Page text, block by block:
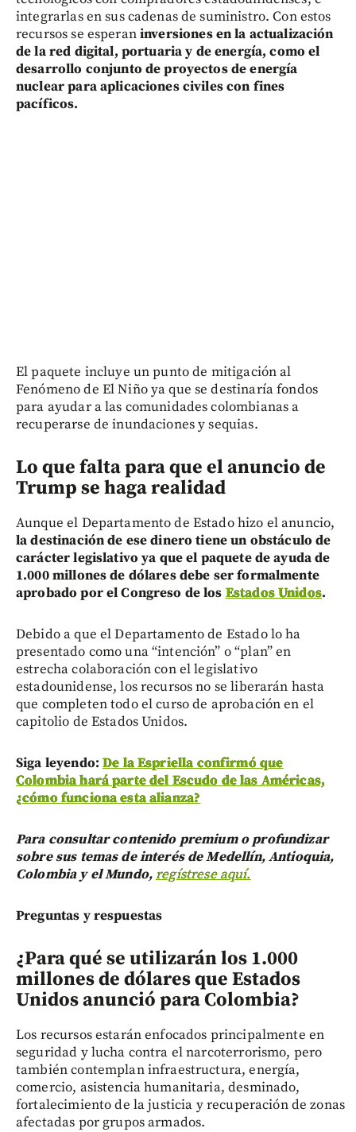
integrarlas en sus cadenas de suministro. Con estos
recursos se esperaninversiones en la actualización
de la red digital, portuaria y de energía, como el
desarrollo conjunto de proyectos de energía
nuclear para aplicaciones civiles con fines
pacíficos.
El paquete incluye un punto de mitigación al
Fenómeno de El Niño ya que se destinaría fondos
para ayudar a las comunidades colombianas a
recuperarse de inundaciones y sequias.
Lo que falta para que el anuncio de
Trump se haga realidad
Aunque el Departamento de Estado hizo el anuncio,
la destinación de ese dinero tiene un obstáculo de
carácter legislativo ya que el paquete de ayuda de
1.000 millones de dólares debe ser formalmente
aprobado por el Congreso de los Estados Unidos.
Debido a que el Departamento de Estado lo ha
presentado como una “intención” o “plan” en
estrecha colaboración con el legislativo
estadounidense, los recursos no se liberarán hasta
que completen todo el curso de aprobación en el
capitolio de Estados Unidos.
Siga leyendo:De la Espriella confirmó que
Colombia hará parte del Escudo de las Américas,
¿cómo funciona esta alianza?
Para consultar contenido premium o profundizar
sobre sus temas de interés de Medellín, Antioquia,
Colombia y el Mundo,regístrese aquí.
Preguntas y respuestas
¿Para qué se utilizarán los 1.000
millones de dólares que Estados
Unidos anunció para Colombia?
Los recursos estarán enfocados principalmente en
seguridad y lucha contra el narcoterrorismo, pero
también contemplan infraestructura, energía,
comercio, asistencia humanitaria, desminado,
fortalecimiento de la justicia y recuperación de zonas
afectadas por grupos armados.